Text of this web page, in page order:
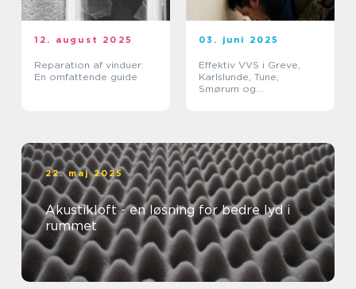
12. august 2025
Reparation af vinduer:
En omfattende guide
03. juni 2025
Effektiv VVS i Greve,
Karlslunde, Tune,
Smørum og
22. maj 2025
Akustikloft - en løsning for bedre lyd i
rummet